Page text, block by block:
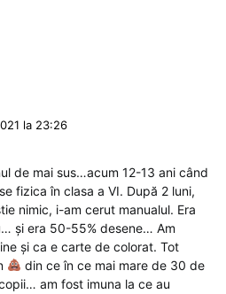
la 23:26
de mai sus…acum 12-13 ani când
fizica în clasa a VI. După 2 luni,
nimic, i-am cerut manualul. Era
și era 50-55% desene… Am
și ca e carte de colorat. Tot
din ce în ce mai mare de 30 de
am fost imuna la ce au